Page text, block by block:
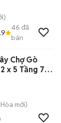
46 đã
bán
Chợ Gò
x 5 Tầng 7,6
mới)